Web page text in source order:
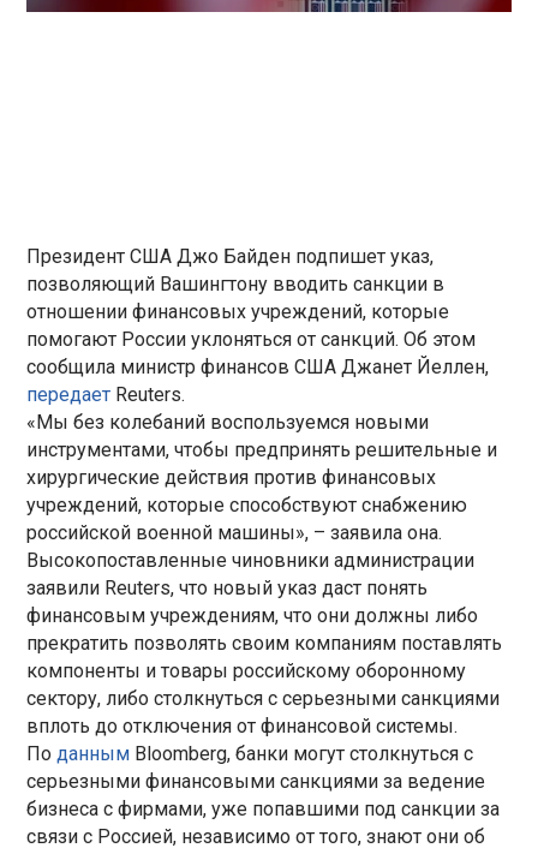
Президент США Джо Байден подпишет указ,
позволяющий Вашингтону вводить санкции в
отношении финансовых учреждений, которые
помогают России уклоняться от санкций. Об этом
сообщила министр финансов США Джанет Йеллен,
передает Reuters.
«Мы без колебаний воспользуемся новыми
инструментами, чтобы предпринять решительные и
хирургические действия против финансовых
учреждений, которые способствуют снабжению
российской военной машины», – заявила она.
Высокопоставленные чиновники администрации
заявили Reuters, что новый указ даст понять
финансовым учреждениям, что они должны либо
прекратить позволять своим компаниям поставлять
компоненты и товары российскому оборонному
сектору, либо столкнуться с серьезными санкциями
вплоть до отключения от финансовой системы.
Поданным Bloomberg, банки могут столкнуться с
серьезными финансовыми санкциями за ведение
бизнеса с фирмами, уже попавшими под санкции за
связи с Россией, независимо от того, знают они об